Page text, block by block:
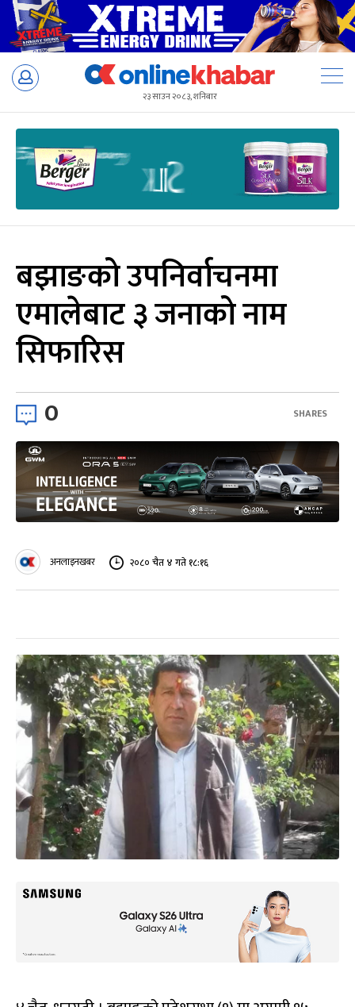
Skip
२३ साउन २०८३, शनिबार
बझाङको उपनिर्वाचनमा
एमालेबाट ३ जनाको नाम
सिफारिस
0 SHARES
अनलाइनखबर २०८० चैत ४ गते १८:१६